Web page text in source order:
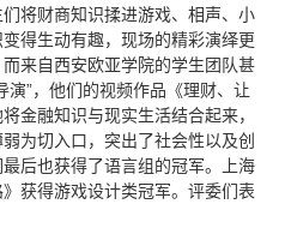
将财商知识揉进游戏、相声、小
得生动有趣，现场的精彩演绎更
来自西安欧亚学院的学生团队甚
演”，他们的视频作品《理财、让
金融知识与现实生活结合起来，
为切入口，突出了社会性以及创
后也获得了语言组的冠军。上海
获得游戏设计类冠军。评委们表